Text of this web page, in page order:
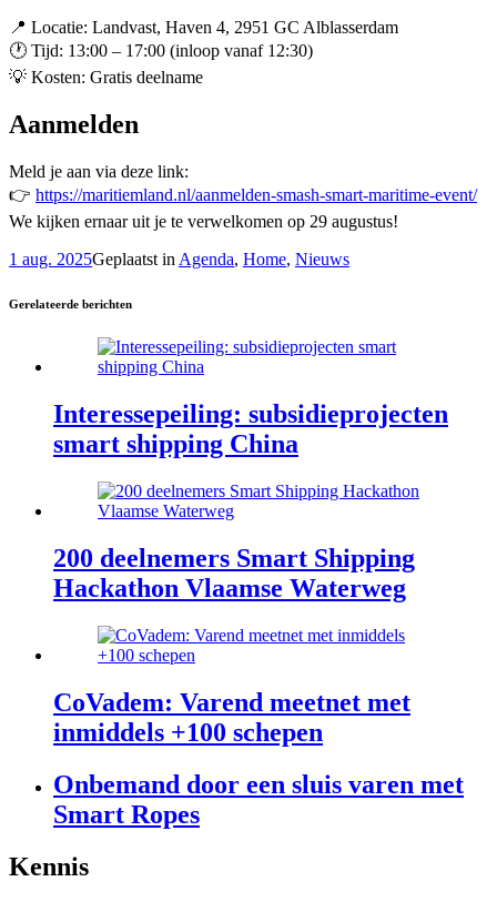
📍 Locatie: Landvast, Haven 4, 2951 GC Alblasserdam
🕐 Tijd: 13:00 – 17:00 (inloop vanaf 12:30)
💡 Kosten: Gratis deelname
Aanmelden
Meld je aan via deze link:
👉 https://maritiemland.nl/aanmelden-smash-smart-maritime-event/
We kijken ernaar uit je te verwelkomen op 29 augustus!
1 aug. 2025Geplaatst in Agenda, Home, Nieuws
Gerelateerde berichten
Interessepeiling: subsidieprojecten
smart shipping China
200 deelnemers Smart Shipping
Hackathon Vlaamse Waterweg
CoVadem: Varend meetnet met
inmiddels +100 schepen
Onbemand door een sluis varen met
Smart Ropes
footer
anchor
Kennis